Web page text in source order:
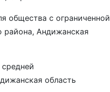
общества с ограниченной
района, Андижанская
средней
область